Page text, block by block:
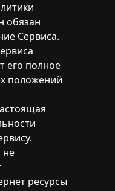
обязан
Сервиса.
его полное
положений
не
ресурсы